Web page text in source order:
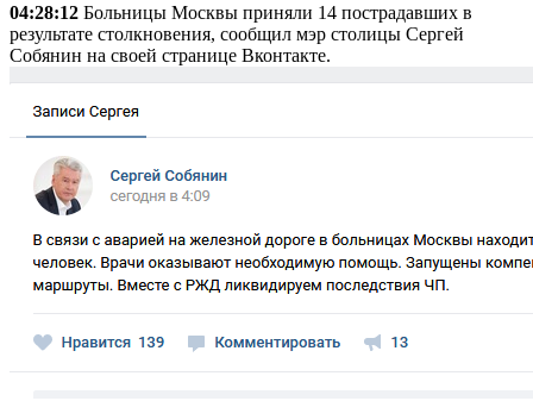
04:28:12 Больницы Москвы приняли 14 пострадавших в
результате столкновения, сообщил мэр столицы Сергей
Собянин на своей странице Вконтакте.